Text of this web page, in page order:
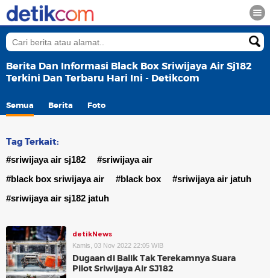
Berita Dan Informasi Black Box Sriwijaya Air Sj182
Terkini Dan Terbaru Hari Ini - Detikcom
Semua Berita Foto
Tag Terkait:
#sriwijaya air sj182
#sriwijaya air
#black box sriwijaya air
#black box
#sriwijaya air jatuh
#sriwijaya air sj182 jatuh
detikNews
Kamis, 03 Nov 2022 22:05 WIB
Dugaan di Balik Tak Terekamnya Suara
Pilot Sriwijaya Air SJ182